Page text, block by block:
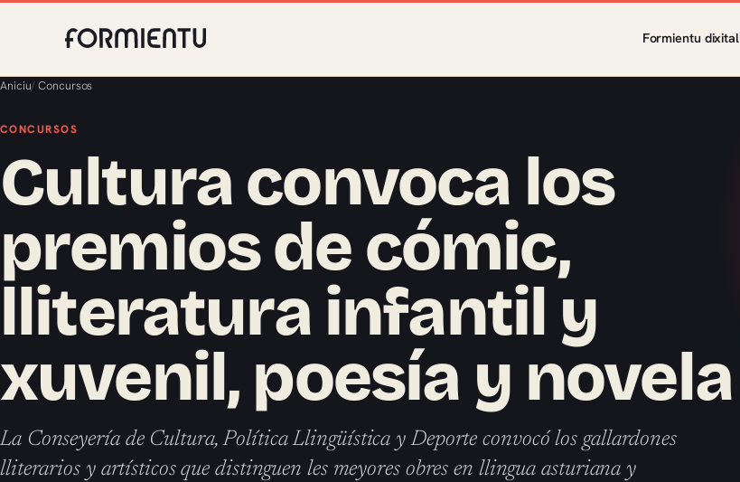
Formientu dixital
Aniciu/Concursos
CONCURSOS
Cultura convoca los
premios de cómic,
lliteratura infantil y
xuvenil, poesía y novela
La Conseyería de Cultura, Política Llingüística y Deporte convocó los gallardones
lliterarios y artísticos que distinguen les meyores obres en llingua asturiana y